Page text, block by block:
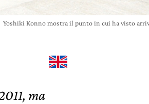
Yoshiki Konno mostra il punto in cui ha visto
ma